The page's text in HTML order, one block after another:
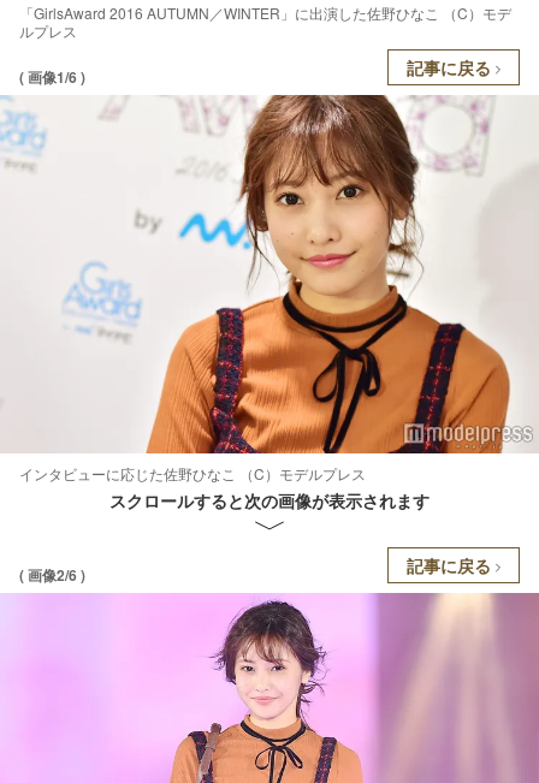
「GirlsAward 2016 AUTUMN／WINTER」に出演した佐野ひなこ （C）モデ
ルプレス
( 画像1/6 ) 記事に戻る
インタビューに応じた佐野ひなこ （C）モデルプレス
スクロールすると次の画像が表示されます
( 画像2/6 ) 記事に戻る